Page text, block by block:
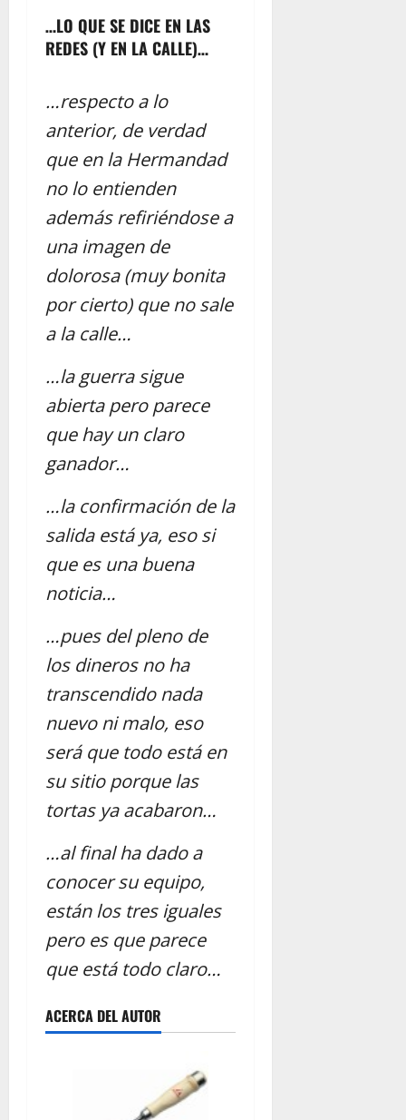
…LO QUE SE DICE EN LAS
REDES (Y EN LA CALLE)…
…respecto a lo
anterior, de verdad
que en la Hermandad
no lo entienden
además refiriéndose a
una imagen de
dolorosa (muy bonita
por cierto) que no sale
a la calle…
…la guerra sigue
abierta pero parece
que hay un claro
ganador…
…la confirmación de la
salida está ya, eso si
que es una buena
noticia…
…pues del pleno de
los dineros no ha
transcendido nada
nuevo ni malo, eso
será que todo está en
su sitio porque las
tortas ya acabaron…
…al final ha dado a
conocer su equipo,
están los tres iguales
pero es que parece
que está todo claro…
ACERCA DEL AUTOR